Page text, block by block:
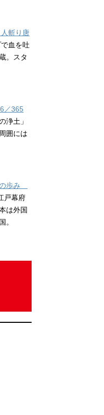
斬り唐
血を吐
。スタ
／365
浄土」
囲には
歩み
戸幕府
は外国
。